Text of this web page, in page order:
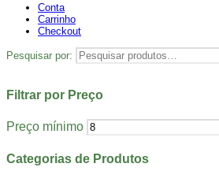
Conta
Carrinho
Checkout
Pesquisar por:
Filtrar por Preço
Preço mínimo
Categorias de Produtos